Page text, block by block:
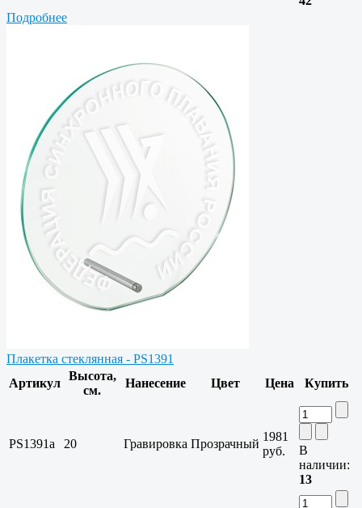
Подробнее
Плакетка стеклянная - PS1391
Артикул
Высота,
см.
Нанесение Цвет Цена Купить
PS1391a 20 Гравировка Прозрачный
1981
руб.
В
наличии:
13